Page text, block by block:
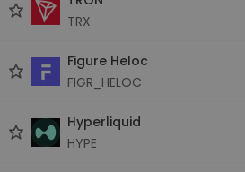
TRX
Figure Heloc
FIGR_HELOC
Hyperliquid
HYPE